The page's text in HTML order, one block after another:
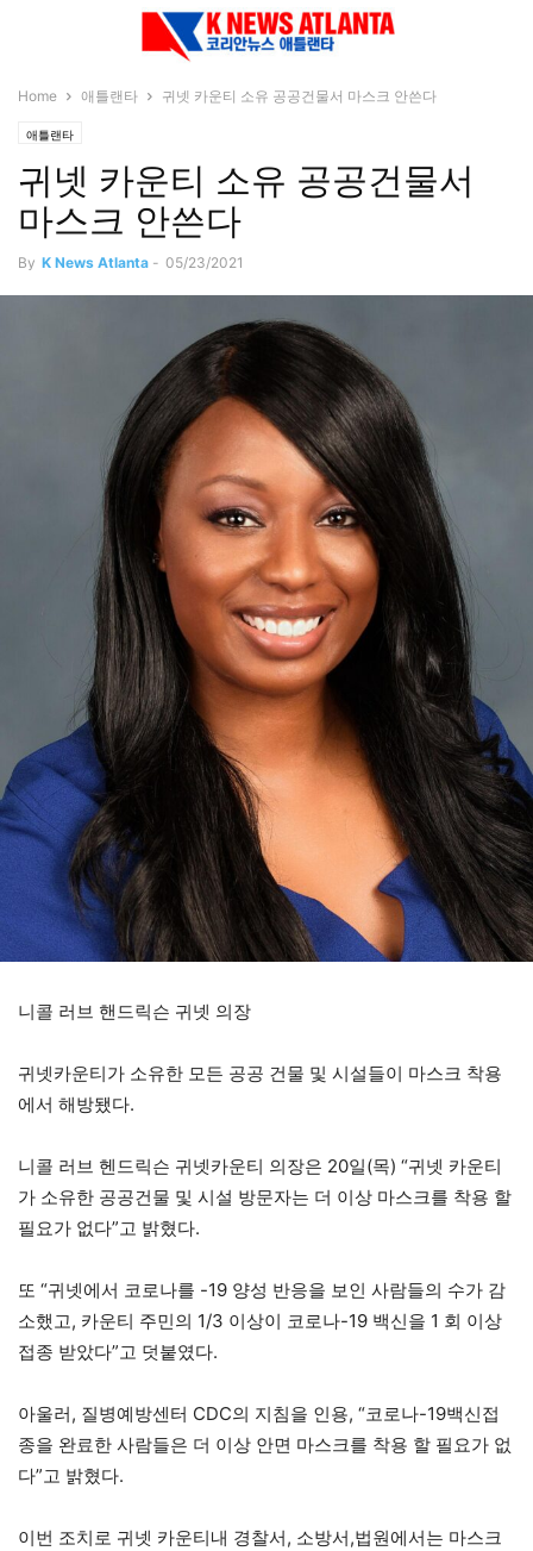
Home 애틀랜타 귀넷 카운티 소유 공공건물서 마스크 안쓴다
애틀랜타
귀넷 카운티 소유 공공건물서
마스크 안쓴다
By K News Atlanta - 05/23/2021
니콜 러브 핸드릭슨 귀넷 의장
귀넷카운티가 소유한 모든 공공 건물 및 시설들이 마스크 착용
에서 해방됐다.
니콜 러브 헨드릭슨 귀넷카운티 의장은 20일(목) “귀넷 카운티
가 소유한 공공건물 및 시설 방문자는 더 이상 마스크를 착용 할
필요가 없다”고 밝혔다.
또 “귀넷에서 코로나를 -19 양성 반응을 보인 사람들의 수가 감
소했고, 카운티 주민의 1/3 이상이 코로나-19 백신을 1 회 이상
접종 받았다”고 덧붙였다.
아울러, 질병예방센터 CDC의 지침을 인용, “코로나-19백신접
종을 완료한 사람들은 더 이상 안면 마스크를 착용 할 필요가 없
다”고 밝혔다.
이번 조치로 귀넷 카운티내 경찰서, 소방서,법원에서는 마스크